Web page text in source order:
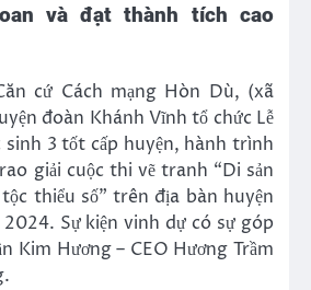
và đạt thành tích cao
cứ Cách mạng Hòn Dù, (xã
đoàn Khánh Vĩnh tổ chức Lễ
sinh 3 tốt cấp huyện, hành trình
giải cuộc thi vẽ tranh “Di sản
thiểu số” trên địa bàn huyện
Sự kiện vinh dự có sự góp
Kim Hương – CEO Hương Trầm